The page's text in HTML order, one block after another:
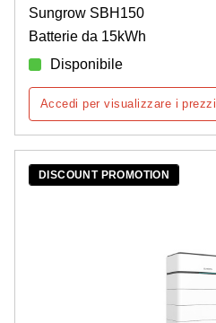
Sungrow SBH150
Batterie da 15kWh
Disponibile
Accedi per visualizzare i prezzi
DISCOUNT PROMOTION